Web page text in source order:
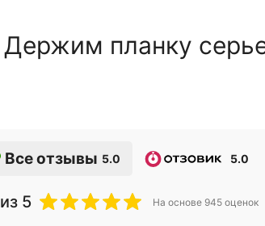
Держим планку
Все отзывы 5.0 5.0
из 5 На основе 945 оценок